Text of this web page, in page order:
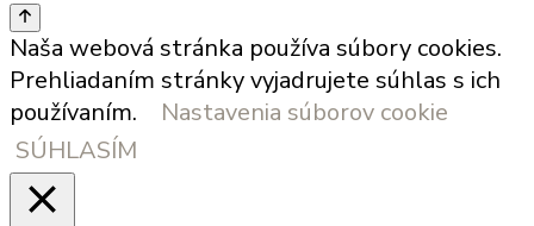
Naša webová stránka používa súbory cookies.
Prehliadaním stránky vyjadrujete súhlas s ich
používaním.
Nastavenia súborov cookie
SÚHLASÍM